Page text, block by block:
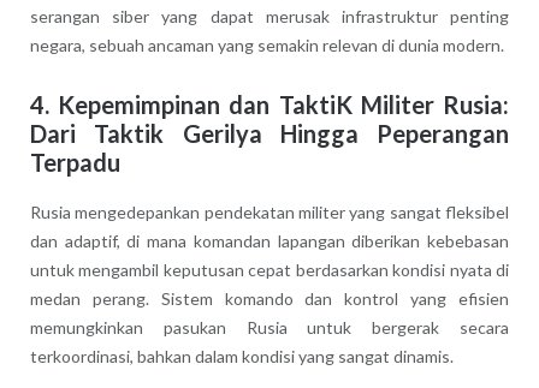
serangan siber yang dapat merusak infrastruktur penting
negara, sebuah ancaman yang semakin relevan di dunia modern.
4. Kepemimpinan dan TaktiK Militer Rusia:
Dari Taktik Gerilya Hingga Peperangan
Terpadu
Rusia mengedepankan pendekatan militer yang sangat fleksibel
dan adaptif, di mana komandan lapangan diberikan kebebasan
untuk mengambil keputusan cepat berdasarkan kondisi nyata di
medan perang. Sistem komando dan kontrol yang efisien
memungkinkan pasukan Rusia untuk bergerak secara
terkoordinasi, bahkan dalam kondisi yang sangat dinamis.